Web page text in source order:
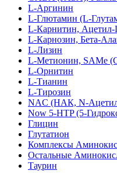
L-Аргинин
L-Глютамин (L-
L-Карнитин,
L-Карнозин, Бета-
L-Лизин
L-Метионин, SAMe
L-Орнитин
L-Тианин
L-Тирозин
NAC (НАК, N-
Now 5-HTP (5-
Глицин
Глутатион
Комплексы
Остальные
Таурин